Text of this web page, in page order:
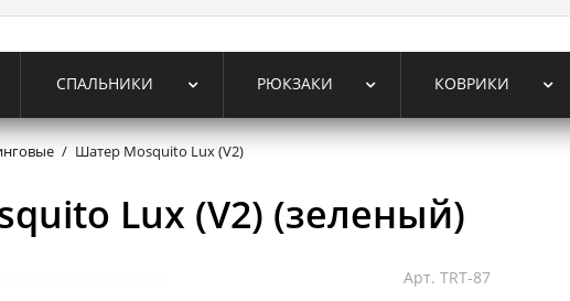
СПАЛЬНИКИ РЮКЗАКИ КОВРИКИ
/ Шатер Mosquito Lux (V2)
Lux (V2) (зеленый)
Арт. TRT-87